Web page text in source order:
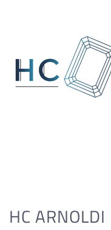
HC ARNOLDI